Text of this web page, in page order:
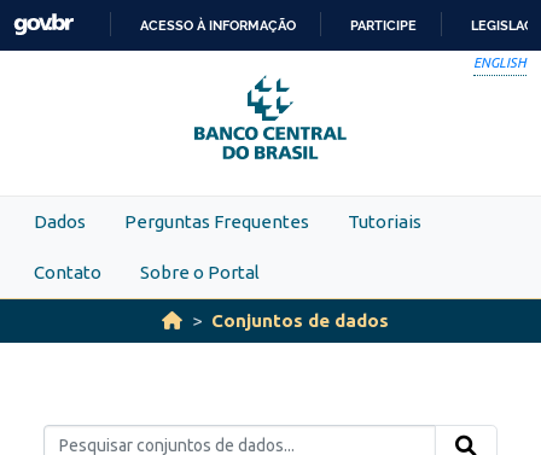
Skip to main content
PARA
O
CONTEÚDO
ACESSO À INFORMAÇÃO PARTICIPE
ENGLISH
Dados Perguntas Frequentes Tutoriais
Contato Sobre o Portal
Conjuntos de dados